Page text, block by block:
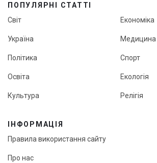
ПОПУЛЯРНІ СТАТТІ
Світ
Україна
Політика
Освіта
Культура
Економіка
Медицина
Спорт
Екологія
Релігія
ІНФОРМАЦІЯ
Правила використання сайту
Про нас